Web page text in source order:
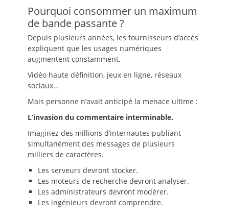
Pourquoi consommer un maximum
de bande passante ?
Depuis plusieurs années, les fournisseurs d’accès
expliquent que les usages numériques
augmentent constamment.
Vidéo haute définition, jeux en ligne, réseaux
sociaux…
Mais personne n’avait anticipé la menace ultime :
L’invasion du commentaire interminable.
Imaginez des millions d’internautes publiant
simultanément des messages de plusieurs
milliers de caractères.
Les serveurs devront stocker.
Les moteurs de recherche devront analyser.
Les administrateurs devront modérer.
Les ingénieurs devront comprendre.